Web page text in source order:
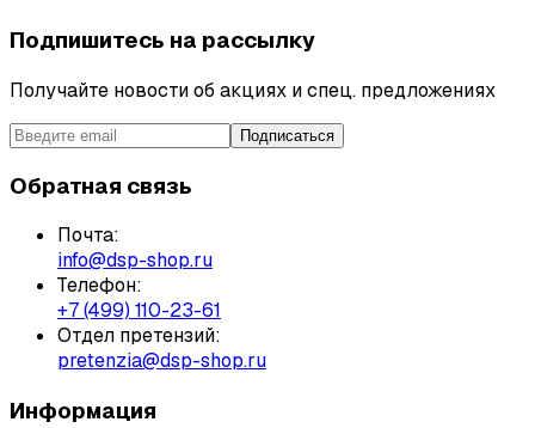
Подпишитесь на рассылку
Получайте новости об акциях и спец. предложениях
Подписаться
Обратная связь
Почта:
info@dsp-shop.ru
Телефон:
+7 (499) 110-23-61
Отдел претензий:
pretenzia@dsp-shop.ru
Информация